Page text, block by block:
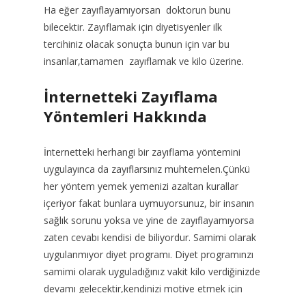
Ha eğer zayıflayamıyorsan doktorun bunu
bilecektir. Zayıflamak için diyetisyenler ilk
tercihiniz olacak sonuçta bunun için var bu
insanlar,tamamen zayıflamak ve kilo üzerine.
İnternetteki Zayıflama
Yöntemleri Hakkında
İnternetteki herhangi bir zayıflama yöntemini
uygulayınca da zayıflarsınız muhtemelen.Çünkü
her yöntem yemek yemenizi azaltan kurallar
içeriyor fakat bunlara uymuyorsunuz, bir insanın
sağlık sorunu yoksa ve yine de zayıflayamıyorsa
zaten cevabı kendisi de biliyordur. Samimi olarak
uygulanmıyor diyet programı. Diyet programınzı
samimi olarak uyguladığınız vakit kilo verdiğinizde
devamı gelecektir,kendinizi motive etmek için